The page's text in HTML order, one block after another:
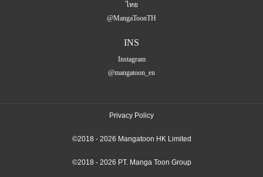
ไทย
@MangaToonTH
INS
Instagram
@mangatoon_en
Privacy Policy
©2018 - 2026 Mangatoon HK Limited
©2018 - 2026 PT. Manga Toon Group